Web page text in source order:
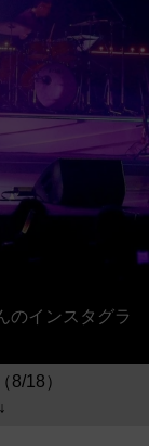
のインスタグラ
8/18）